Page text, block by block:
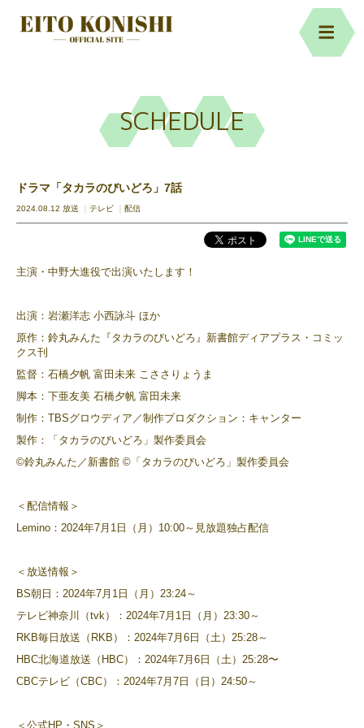
SCHEDULE
ドラマ「タカラのびいどろ」7話
2024.08.12 放送 テレビ 配信
主演・中野大進役で出演いたします！
出演：岩瀬洋志 小西詠斗 ほか
原作：鈴丸みんた『タカラのびいどろ』新書館ディアプラス・コミッ
クス刊
監督：石橋夕帆 富田未来 こささりょうま
脚本：下亜友美 石橋夕帆 富田未来
制作：TBSグロウディア／制作プロダクション：キャンター
製作：「タカラのびいどろ」製作委員会
©鈴丸みんた／新書館 ©「タカラのびいどろ」製作委員会
＜配信情報＞
Lemino：2024年7月1日（月）10:00～見放題独占配信
＜放送情報＞
BS朝日：2024年7月1日（月）23:24～
テレビ神奈川（tvk）：2024年7月1日（月）23:30～
RKB毎日放送（RKB）：2024年7月6日（土）25:28～
HBC北海道放送（HBC）：2024年7月6日（土）25:28〜
CBCテレビ（CBC）：2024年7月7日（日）24:50～
＜公式HP・SNS＞